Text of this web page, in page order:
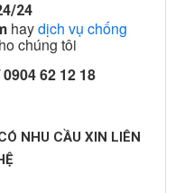
24
haydịch vụ chống
chúng tôi
62 12 18
NHU CẦU XIN LIÊN